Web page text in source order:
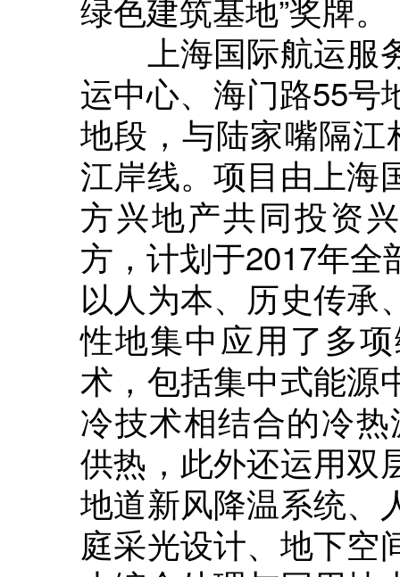
绿色建筑基地”奖牌。
上海国际航运服
运中心、海门路55号
地段，与陆家嘴隔
江岸线。项目由上海
方兴地产共同投资
方，计划于2017年
以人为本、历史传承
性地集中应用了多
术，包括集中式能源
冷技术相结合的冷
供热，此外还运用双
地道新风降温系统、
庭采光设计、地下空